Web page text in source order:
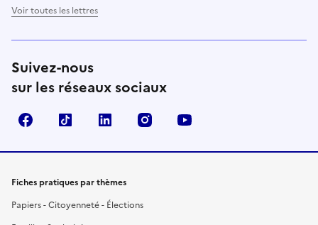
Voir toutes les lettres
Suivez-nous
sur les réseaux sociaux
FacebookTikTok LinkedIn Instagram
Fiches pratiques par thèmes
Papiers - Citoyenneté - Élections